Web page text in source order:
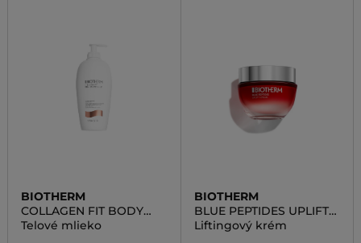
BIOTHERM
COLLAGEN FIT BODY
MILK
Telové mlieko
BIOTHERM
BLUE PEPTIDES UPLIFT
CREAM
Liftingový krém